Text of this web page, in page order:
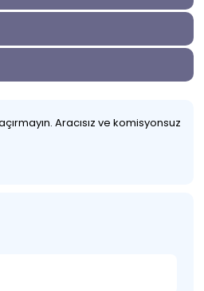
Aracısız ve komisyonsuz